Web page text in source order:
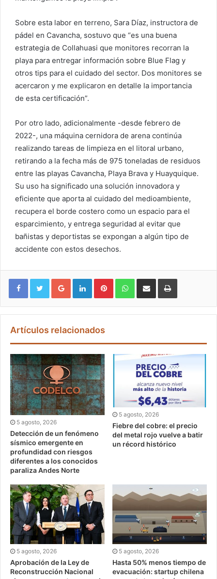
Sobre esta labor en terreno, Sara Díaz, instructora de
pádel en Cavancha, sostuvo que “es una buena
estrategia de Collahuasi que monitores recorran la
playa para entregar información sobre Blue Flag y
otros tips para el cuidado del sector. Dos monitores se
acercaron y me explicaron en detalle la importancia
de esta certificación”.
Por otro lado, adicionalmente -desde febrero de
2022-, una máquina cernidora de arena continúa
realizando tareas de limpieza en el litoral urbano,
retirando a la fecha más de 975 toneladas de residuos
entre las playas Cavancha, Playa Brava y Huayquique.
Su uso ha significado una solución innovadora y
eficiente que aporta al cuidado del medioambiente,
recupera el borde costero como un espacio para el
esparcimiento, y entrega seguridad al evitar que
bañistas y deportistas se expongan a algún tipo de
accidente con estos desechos.
Google+ LinkedIn Pinterest WhatsApp
Artículos relacionados
5 agosto, 2026
Detección de un fenómeno
sísmico emergente en
profundidad con riesgos
diferentes a los conocidos
paraliza Andes Norte
5 agosto, 2026
Fiebre del cobre: el precio
del metal rojo vuelve a batir
un récord histórico
5 agosto, 2026
Aprobación de la Ley de
Reconstrucción Nacional
5 agosto, 2026
Hasta 50% menos tiempo de
evacuación: startup chilena